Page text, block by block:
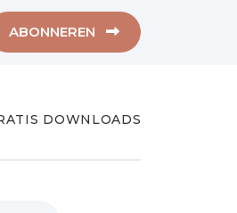
ABONNEREN
DOWNLOADS